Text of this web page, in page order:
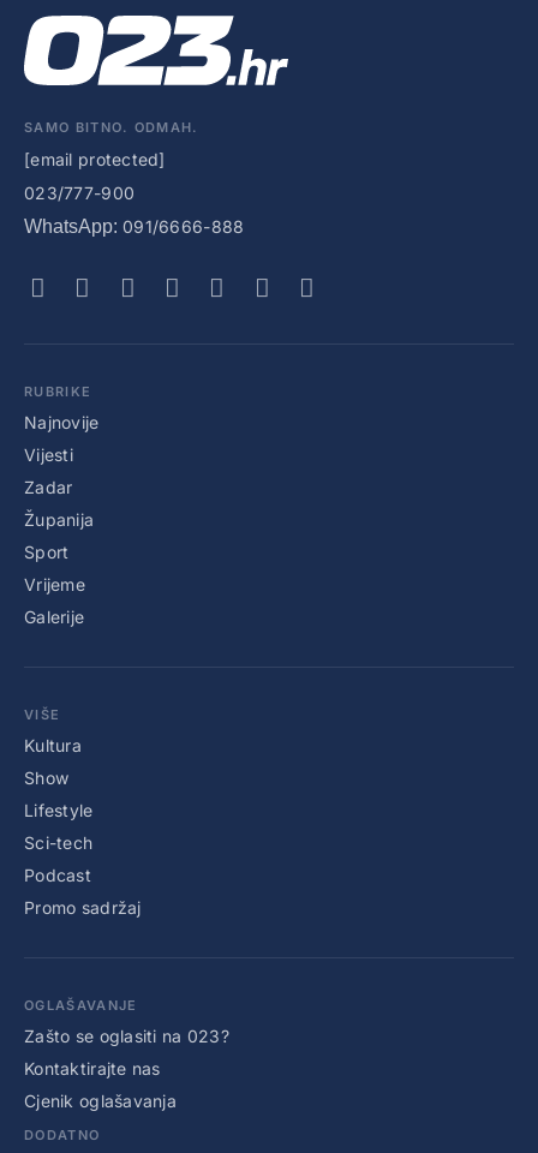
SAMO BITNO. ODMAH.
[email protected]
023/777-900
WhatsApp: 091/6666-888
RUBRIKE
Najnovije
Vijesti
Zadar
Županija
Sport
Vrijeme
Galerije
VIŠE
Kultura
Show
Lifestyle
Sci-tech
Podcast
Promo sadržaj
OGLAŠAVANJE
Zašto se oglasiti na 023?
Kontaktirajte nas
Cjenik oglašavanja
DODATNO